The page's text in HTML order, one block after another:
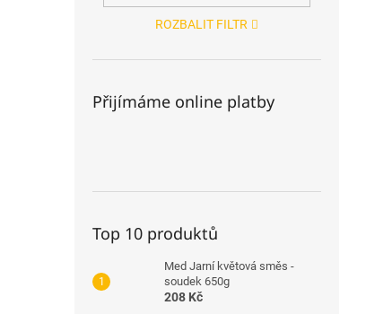
ROZBALIT FILTR
Přijímáme online platby
Top 10 produktů
Med Jarní květová směs -
soudek 650g
208 Kč